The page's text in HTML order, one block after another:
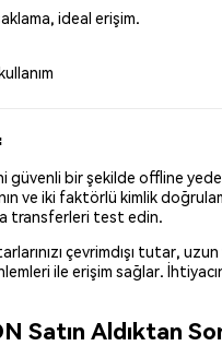
ideal erişim.
güvenli bir şekilde offline
ve iki faktörlü kimlik
transferleri test edin.
çevrimdışı tutar,
ile erişim sağlar.
Satın Aldıktan